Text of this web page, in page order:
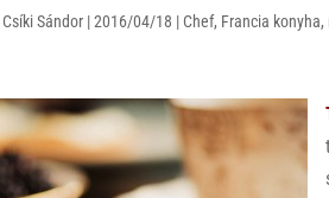
Csíki Sándor |2016/04/18 | Chef, Francia konyha,